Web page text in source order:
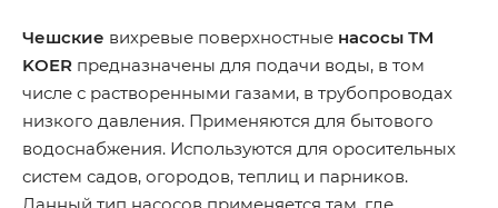
Чешские вихревые поверхностные насосы ТМ
KOER предназначены для подачи воды, в том
числе с растворенными газами, в трубопроводах
низкого давления. Применяются для бытового
водоснабжения. Используются для оросительных
систем садов, огородов, теплиц и парников.